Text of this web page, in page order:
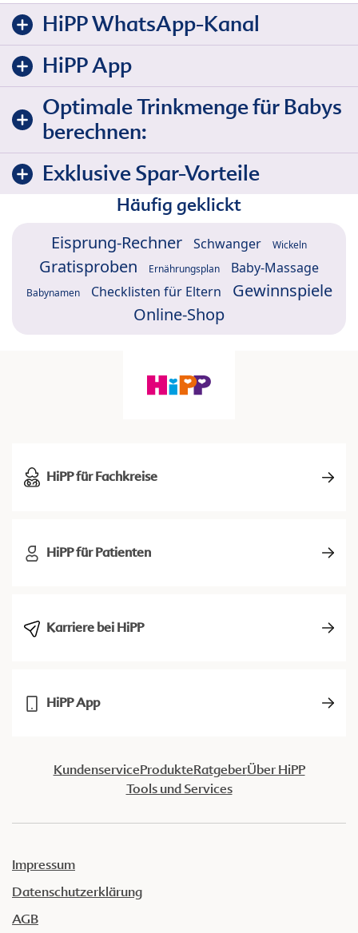
HiPP WhatsApp-Kanal
HiPP App
Optimale Trinkmenge für Babys
berechnen:
Exklusive Spar-Vorteile
Häufig geklickt
Eisprung-Rechner Schwanger Wickeln
Gratisproben Ernährungsplan Baby-Massage
Babynamen Checklisten für Eltern
Gewinnspiele
Online-Shop
HiPP für Fachkreise
HiPP für Patienten
Karriere bei HiPP
HiPP App
KundenserviceProdukteRatgeberÜber HiPP
Tools und Services
Impressum
Datenschutzerklärung
AGB